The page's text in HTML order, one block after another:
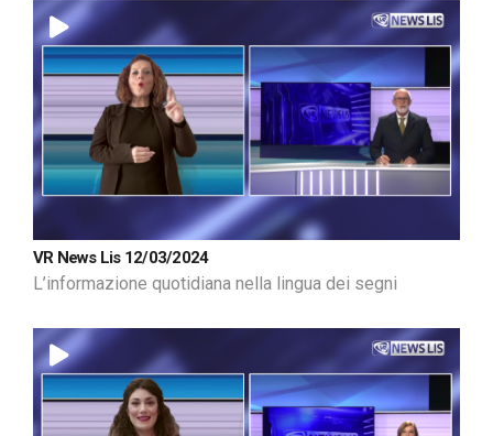
VR News Lis 12/03/2024
L’informazione quotidiana nella lingua dei segni